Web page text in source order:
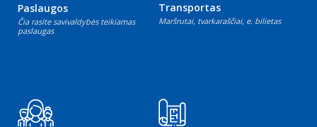
Paslaugos
Čia rasite savivaldybės teikiamas
paslaugas
Transportas
Maršrutai, tvarkaraščiai, e. bilietas